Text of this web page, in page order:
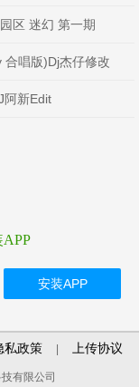
区 迷幻 第一期
唱版)Dj杰仔修改
阿新Edit
安装APP
私政策 上传协议
有限公司